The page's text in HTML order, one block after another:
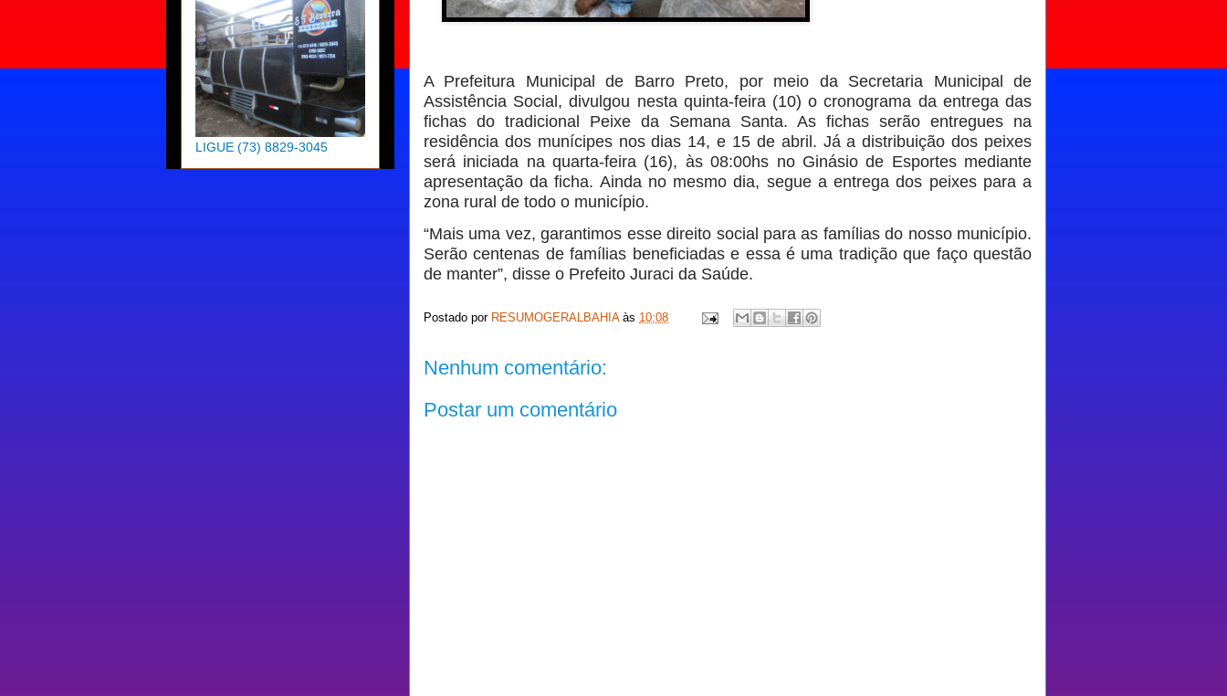
A Prefeitura Municipal de Barro Preto, por meio da Secretaria Municipal de
Assistência Social, divulgou nesta quinta-feira (10) o cronograma da entrega das
fichas do tradicional Peixe da Semana Santa. As fichas serão entregues na
residência dos munícipes nos dias 14, e 15 de abril. Já a distribuição dos peixes
será iniciada na quarta-feira (16), às 08:00hs no Ginásio de Esportes mediante
apresentação da ficha. Ainda no mesmo dia, segue a entrega dos peixes para a
zona rural de todo o município.
“Mais uma vez, garantimos esse direito social para as famílias do nosso município.
Serão centenas de famílias beneficiadas e essa é uma tradição que faço questão
de manter”, disse o Prefeito Juraci da Saúde.
Postado por RESUMOGERALBAHIA às 10:08
Nenhum comentário:
Postar um comentário
LIGUE (73) 8829-3045